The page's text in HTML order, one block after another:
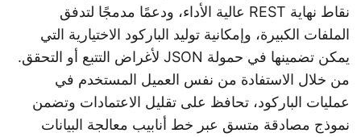
نقاط نهاية REST عالية الأداء، ودعمًا مدمجًا لتدفق
الملفات الكبيرة، وإمكانية توليد الباركود الاختيارية التي
يمكن تضمينها في حمولة JSON لأغراض التتبع أو التحقق.
من خلال الاستفادة من نفس العميل المستخدم في
عمليات الباركود، تحافظ على تقليل الاعتمادات وتضمن
نموذج مصادقة متسق عبر خط أنابيب معالجة البيانات